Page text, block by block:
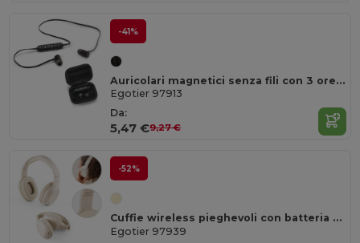
-41%
Auricolari magnetici senza fili con 3 ore di autonomia su ABS riciclato (100% rABS)
Egotier 97913
Da:
5,47 €9,27 €
-52%
Cuffie wireless pieghevoli con batteria di 4 ore in paglia di grano e ABS
Egotier 97939